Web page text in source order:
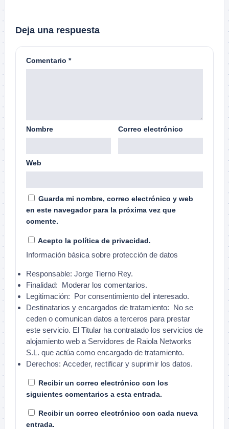
Deja una respuesta
Comentario *
Nombre Correo electrónico
Web
Guarda mi nombre, correo electrónico y web
en este navegador para la próxima vez que
comente.
Acepto la política de privacidad.
Información básica sobre protección de datos
Responsable: Jorge Tierno Rey.
Finalidad: Moderar los comentarios.
Legitimación: Por consentimiento del interesado.
Destinatarios y encargados de tratamiento: No se
ceden o comunican datos a terceros para prestar
este servicio. El Titular ha contratado los servicios de
alojamiento web a Servidores de Raiola Networks
S.L. que actúa como encargado de tratamiento.
Derechos: Acceder, rectificar y suprimir los datos.
Recibir un correo electrónico con los
siguientes comentarios a esta entrada.
Recibir un correo electrónico con cada nueva
entrada.